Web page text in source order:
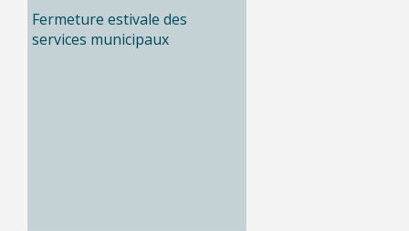
Fermeture estivale des
services municipaux